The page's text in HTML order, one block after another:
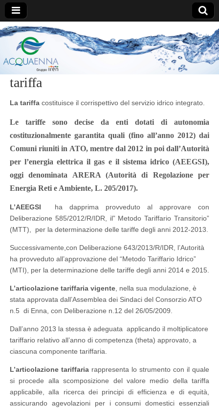
AcquaEnna
tariffa
La tariffa costituisce il corrispettivo del servizio idrico integrato.
Le tariffe sono decise da enti dotati di autonomia
costituzionalmente garantita quali (fino all’anno 2012) dai
Comuni riuniti in ATO, mentre dal 2012 in poi dall’Autorità
per l’energia elettrica il gas e il sistema idrico (AEEGSI),
oggi denominata ARERA (Autorità di Regolazione per
Energia Reti e Ambiente, L. 205/2017).
L’AEEGSI ha dapprima provveduto al approvare con
Deliberazione 585/2012/R/IDR, il” Metodo Tariffario Transitorio”
(MTT), per la determinazione delle tariffe degli anni 2012-2013.
Successivamente,con Deliberazione 643/2013/R/IDR, l’Autorità
ha provveduto all’approvazione del “Metodo Tariffario Idrico”
(MTI), per la determinazione delle tariffe degli anni 2014 e 2015.
L’articolazione tariffaria vigente , nella sua modulazione, è
stata approvata dall’Assemblea dei Sindaci del Consorzio ATO
n.5 di Enna, con Deliberazione n.12 del 26/05/2009.
Dall’anno 2013 la stessa è adeguata applicando il moltiplicatore
tariffario relativo all’anno di competenza (theta) approvato, a
ciascuna componente tariffaria.
L’articolazione tariffaria rappresenta lo strumento con il quale
si procede alla scomposizione del valore medio della tariffa
applicabile, alla ricerca dei principi di efficienza e di equità,
assicurando agevolazioni per i consumi domestici essenziali